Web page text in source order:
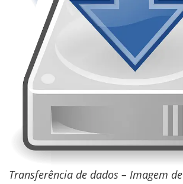
Transferência de dados – Imagem de